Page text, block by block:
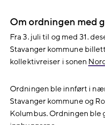
Om ordningen med
Fra 3. juli til og med 31.
Stavanger kommune
kollektivreiser i sonen
Ordningen ble innført i
Stavanger kommune og
Kolumbus. Ordningen ble